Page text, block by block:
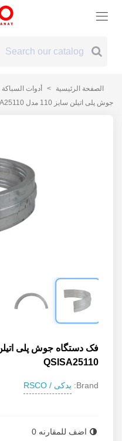
الصفحة الرئيسية > أدوات السباكة
جوش پلی اتیلن سایز 110 مدل QSISA25110
QSISA25110
Brand: یدکی / RSCO
اضف للمقارنه 0